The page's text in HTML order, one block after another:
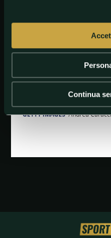
Continua
GETTY IMAGES Andrea